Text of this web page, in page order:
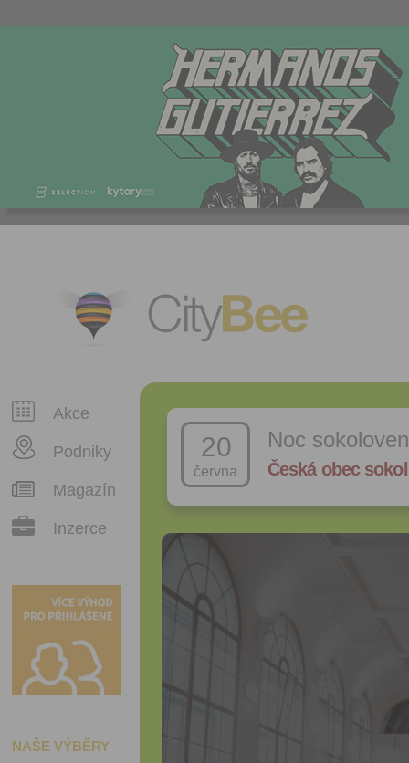
CityBee
Akce
Podniky
Magazín
Inzerce
NAŠE VÝBĚRY
20
června
Noc
Česká obec